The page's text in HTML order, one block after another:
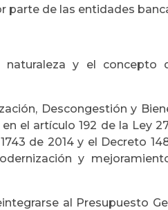
parte de las entidades
naturaleza y el concepto
Descongestión y
el artículo 192 de la Ley
de 2014 y el Decreto
y
al Presupuesto